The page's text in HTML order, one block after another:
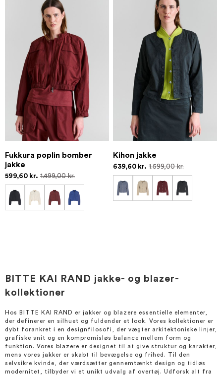
Fukkura poplin bomber
jakke
599,60 kr. 1.499,00 kr.
Kihon jakke
639,60 kr. 1.599,00 kr.
BITTE KAI RAND jakke- og blazer-
kollektioner
Hos BITTE KAI RAND er jakker og blazere essentielle elementer,
der definerer en silhuet og fuldender et look. Vores kollektioner er
dybt forankret i en designfilosofi, der vægter arkitektoniske linjer,
grafiske snit og en kompromisløs balance mellem form og
funktion. Vores blazere er designet til at give struktur og karakter,
mens vores jakker er skabt til bevægelse og frihed. Til den
selvsikre kvinde, der værdsætter gennemtænkt design og tidløs
modernitet, tilbyder vi et unikt udvalg af overtøj. Udforsk alt fra